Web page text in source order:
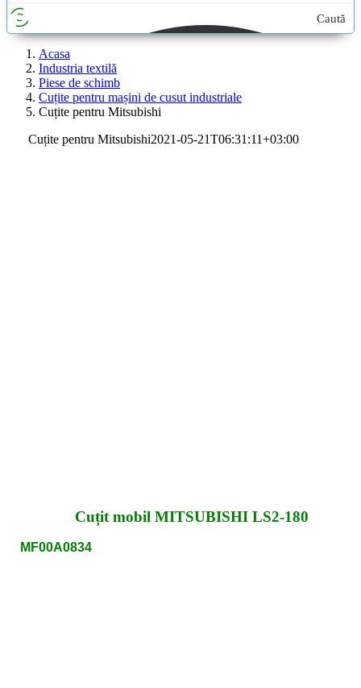
Caută
Acasa
Industria textilă
Piese de schimb
Cuțite pentru mașini de cusut industriale
Cuțite pentru Mitsubishi
Cuțite pentru Mitsubishi2021-05-21T06:31:11+03:00
Cuțit mobil MITSUBISHI LS2-180
MF00A0834